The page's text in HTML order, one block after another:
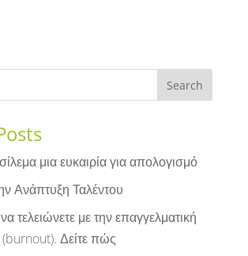
μια ευκαιρία για απολογισμό
Ανάπτυξη Ταλέντου
τελειώνετε με την επαγγελματική
Δείτε πώς